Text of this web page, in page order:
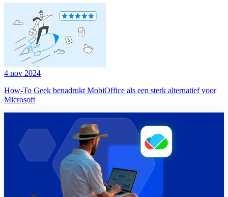
4 nov 2024
How-To Geek benadrukt MobiOffice als een sterk alternatief voor
Microsoft